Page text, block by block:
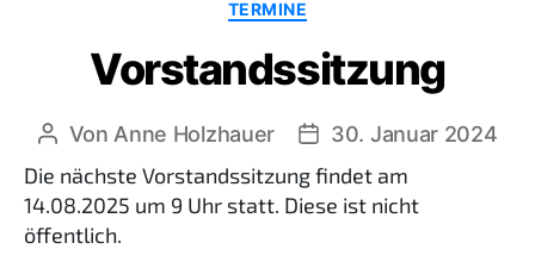
TERMINE
Vorstandssitzung
Beitragsautor
Von Anne Holzhauer Beitragsdatum
30. Januar 2024
Die nächste Vorstandssitzung findet am
14.08.2025 um 9 Uhr statt. Diese ist nicht
öffentlich.